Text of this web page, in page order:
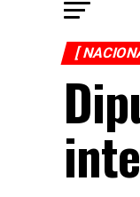
[